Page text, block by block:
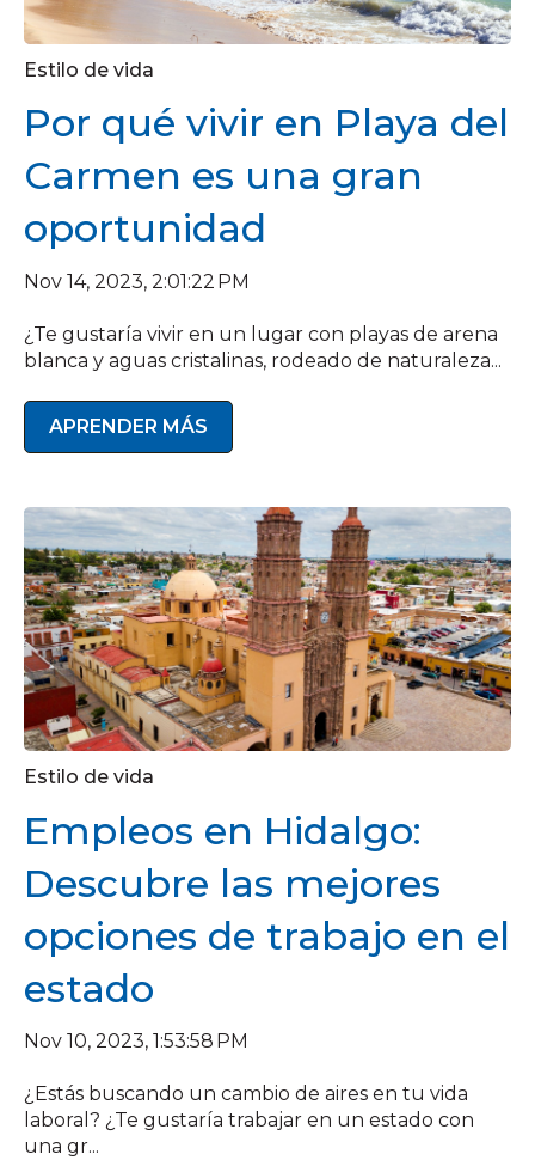
Estilo de vida
Por qué vivir en Playa del
Carmen es una gran
oportunidad
Nov 14, 2023, 2:01:22 PM
¿Te gustaría vivir en un lugar con playas de arena
blanca y aguas cristalinas, rodeado de naturaleza...
APRENDER MÁS
Estilo de vida
Empleos en Hidalgo:
Descubre las mejores
opciones de trabajo en el
estado
Nov 10, 2023, 1:53:58 PM
¿Estás buscando un cambio de aires en tu vida
laboral? ¿Te gustaría trabajar en un estado con
una gr...